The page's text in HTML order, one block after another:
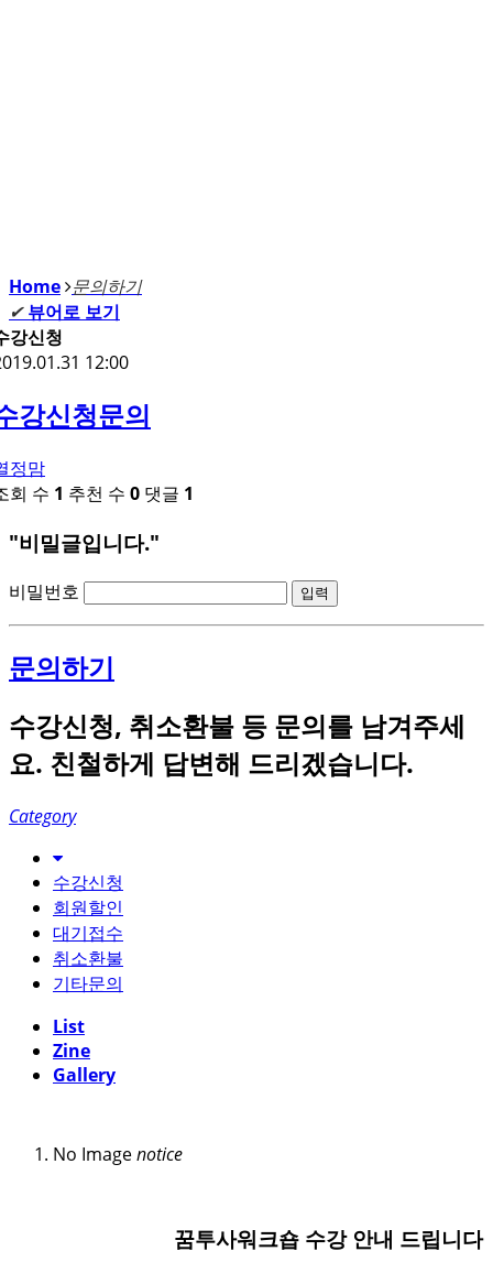
Home 문의하기
✔ 뷰어로 보기
강신청
12:00
강신청문의
정맘
회 수 1 추천 수 0 댓글 1
"비밀글입니다."
비밀번호
문의하기
수강신청, 취소환불 등 문의를 남겨주세
요. 친철하게 답변해 드리겠습니다.
Category
수강신청
회원할인
대기접수
취소환불
기타문의
List
Zine
Gallery
No Imagenotice
꿈투사워크숍 수강 안내 드립니다